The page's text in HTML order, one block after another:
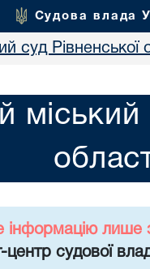
Судова влада
суд Рівненської
міський
інформацію лише
судової